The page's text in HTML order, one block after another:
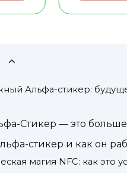
Альфа-стикер:
Стикер — это
стикер и как он
магия NFC: как это